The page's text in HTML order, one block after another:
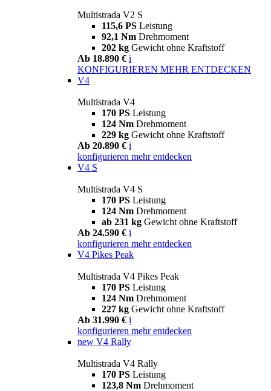
Multistrada V2 S
115,6 PS Leistung
92,1 Nm Drehmoment
202 kg Gewicht ohne Kraftstoff
Ab 18.890 € i
KONFIGURIEREN MEHR ENTDECKEN
V4
Multistrada V4
170 PS Leistung
124 Nm Drehmoment
229 kg Gewicht ohne Kraftstoff
Ab 20.890 € i
konfigurieren mehr entdecken
V4 S
Multistrada V4 S
170 PS Leistung
124 Nm Drehmoment
ab 231 kg Gewicht ohne Kraftstoff
Ab 24.590 € i
konfigurieren mehr entdecken
V4 Pikes Peak
Multistrada V4 Pikes Peak
170 PS Leistung
124 Nm Drehmoment
227 kg Gewicht ohne Kraftstoff
Ab 31.990 € i
konfigurieren mehr entdecken
new V4 Rally
Multistrada V4 Rally
170 PS Leistung
123,8 Nm Drehmoment